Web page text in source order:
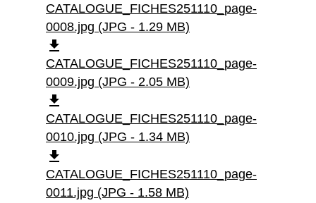
CATALOGUE_FICHES251110_page-
0008.jpg (JPG - 1.29 MB)
file_download
CATALOGUE_FICHES251110_page-
0009.jpg (JPG - 2.05 MB)
file_download
CATALOGUE_FICHES251110_page-
0010.jpg (JPG - 1.34 MB)
file_download
CATALOGUE_FICHES251110_page-
0011.jpg (JPG - 1.58 MB)